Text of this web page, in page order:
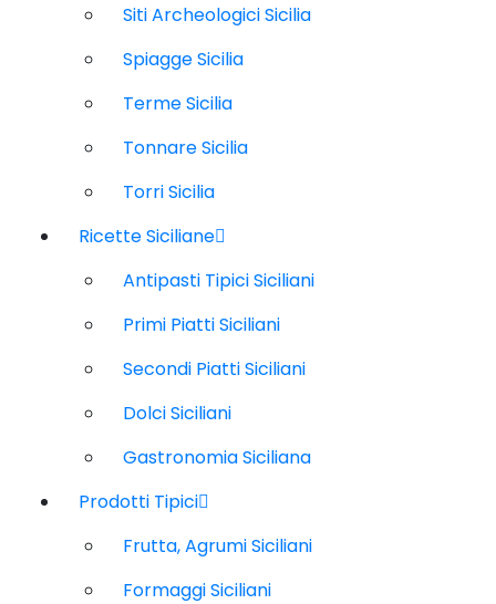
Siti Archeologici Sicilia
Spiagge Sicilia
Terme Sicilia
Tonnare Sicilia
Torri Sicilia
Ricette Siciliane
Antipasti Tipici Siciliani
Primi Piatti Siciliani
Secondi Piatti Siciliani
Dolci Siciliani
Gastronomia Siciliana
Prodotti Tipici
Frutta, Agrumi Siciliani
Formaggi Siciliani